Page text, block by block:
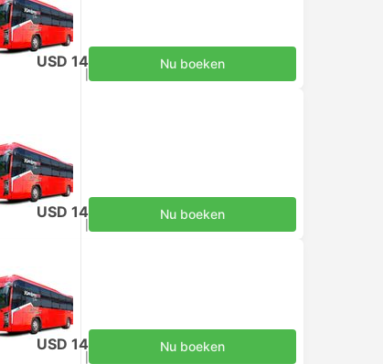
USD 14 Nu boeken
USD 14 Nu boeken
USD 14 Nu boeken